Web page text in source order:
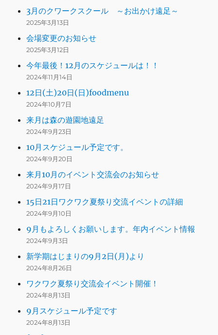
3月のクワークスクール ～お出かけ遠足～
2025年3月13日
会場変更のお知らせ
2025年3月12日
今年最後！12月のスケジュールは！！
2024年11月14日
12日(土)20日(日)foodmenu
2024年10月7日
来月は森の遊園地遠足
2024年9月23日
10月スケジュール予定です。
2024年9月20日
来月10月のイベント交流会のお知らせ
2024年9月17日
15日21日ワクワク夏祭り交流イベントの詳細
2024年9月10日
9月もよろしくお願いします。年内イベント情報
2024年9月3日
新学期はじまりの9月2日(月)より
2024年8月26日
ワクワク夏祭り交流会イベント開催！
2024年8月13日
9月スケジュール予定です
2024年8月13日